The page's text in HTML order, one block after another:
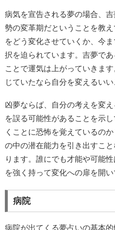
病気を宣告される夢の場合、
勢の変革期だということを教
をどう変化させていくか、今
択を迫られています。吉夢で
ことで運気は上がっていきま
じていたなら自分を変えるい
凶夢ならば、自分の考えを変
を誤る可能性があることを示
くことに恐怖を覚えているの
の中の潜在能力を引き出すこ
ります。誰にでも才能や可能
を強く持って変化への扉を開い
病院
病院が出てくる夢占いの基本